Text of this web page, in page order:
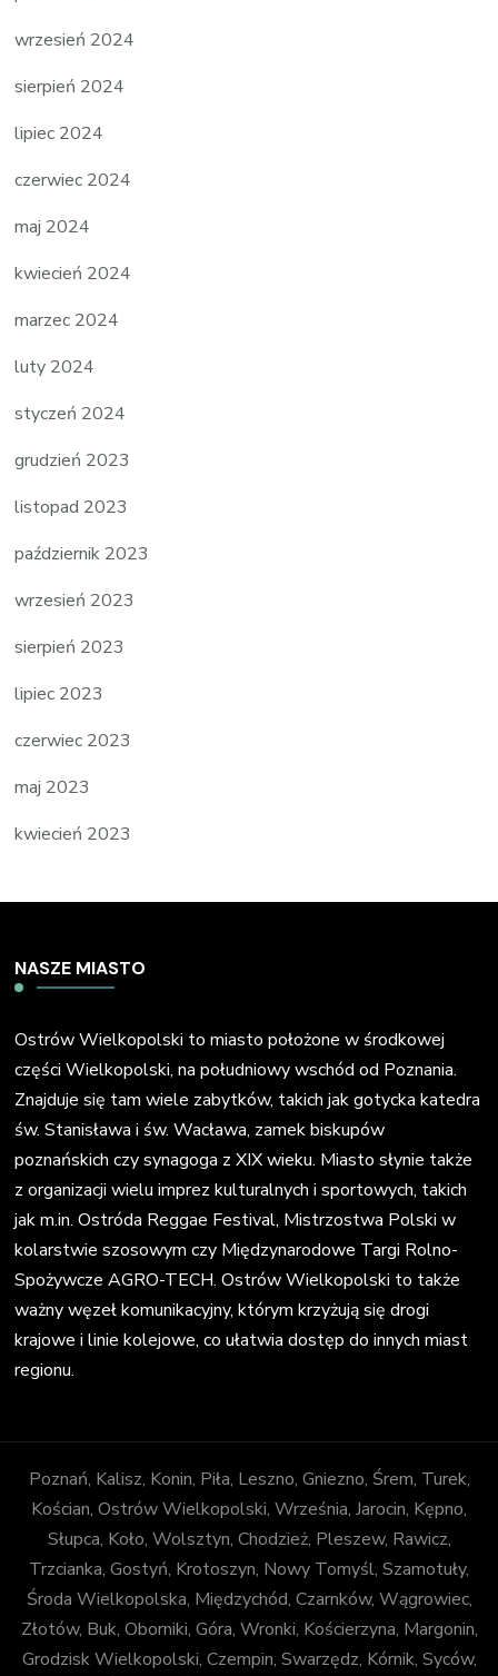
wrzesień 2024
sierpień 2024
lipiec 2024
czerwiec 2024
maj 2024
kwiecień 2024
marzec 2024
luty 2024
styczeń 2024
grudzień 2023
listopad 2023
październik 2023
wrzesień 2023
sierpień 2023
lipiec 2023
czerwiec 2023
maj 2023
kwiecień 2023
NASZE MIASTO
Ostrów Wielkopolski to miasto położone w środkowej
części Wielkopolski, na południowy wschód od Poznania.
Znajduje się tam wiele zabytków, takich jak gotycka katedra
św. Stanisława i św. Wacława, zamek biskupów
poznańskich czy synagoga z XIX wieku. Miasto słynie także
z organizacji wielu imprez kulturalnych i sportowych, takich
jak m.in. Ostróda Reggae Festival, Mistrzostwa Polski w
kolarstwie szosowym czy Międzynarodowe Targi Rolno-
Spożywcze AGRO-TECH. Ostrów Wielkopolski to także
ważny węzeł komunikacyjny, którym krzyżują się drogi
krajowe i linie kolejowe, co ułatwia dostęp do innych miast
regionu.
Poznań, Kalisz, Konin, Piła, Leszno, Gniezno, Śrem, Turek,
Kościan, Ostrów Wielkopolski, Września, Jarocin, Kępno,
Słupca, Koło, Wolsztyn, Chodzież, Pleszew, Rawicz,
Trzcianka, Gostyń, Krotoszyn, Nowy Tomyśl, Szamotuły,
Środa Wielkopolska, Międzychód, Czarnków, Wągrowiec,
Złotów, Buk, Oborniki, Góra, Wronki, Kościerzyna, Margonin,
Grodzisk Wielkopolski, Czempin, Swarzędz, Kórnik, Syców,